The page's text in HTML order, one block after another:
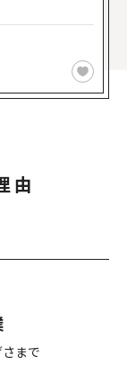
由
まで